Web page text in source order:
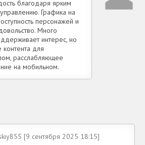
благодаря ярким
Графика на
персонажей и
Много
интерес, но
для
расслабляющее
на мобильном.
[9 сентября 2025 18:15]